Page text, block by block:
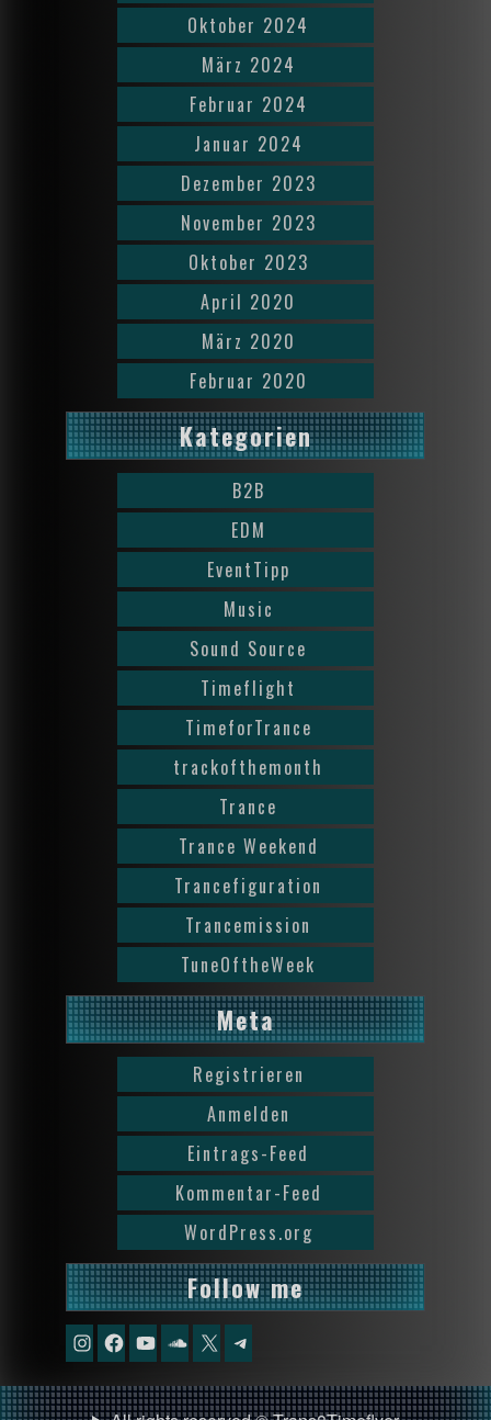
Oktober 2024
März 2024
Februar 2024
Januar 2024
Dezember 2023
November 2023
Oktober 2023
April 2020
März 2020
Februar 2020
Kategorien
B2B
EDM
EventTipp
Music
Sound Source
Timeflight
TimeforTrance
trackofthemonth
Trance
Trance Weekend
Trancefiguration
Trancemission
TuneOftheWeek
Meta
Registrieren
Anmelden
Eintrags-Feed
Kommentar-Feed
WordPress.org
Follow me
Instagram
Facebook
YouTube
Soundcloud
X Telegram